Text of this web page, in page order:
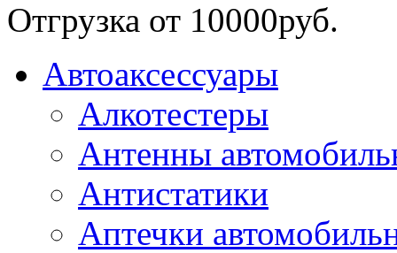
Отгрузка от 10000руб.
Автоаксессуары
Алкотестеры
Антенны
Антистатики
Аптечки